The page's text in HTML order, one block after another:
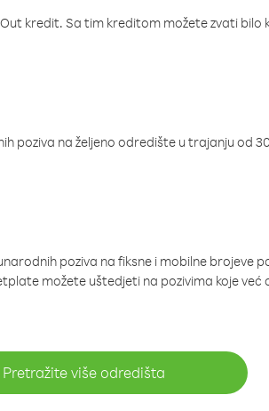
kredit. Sa tim kreditom možete zvati bilo
poziva na željeno odredište u trajanju od
poziva na fiksne i mobilne brojeve
možete uštedjeti na pozivima koje već
Pretražite više odredišta